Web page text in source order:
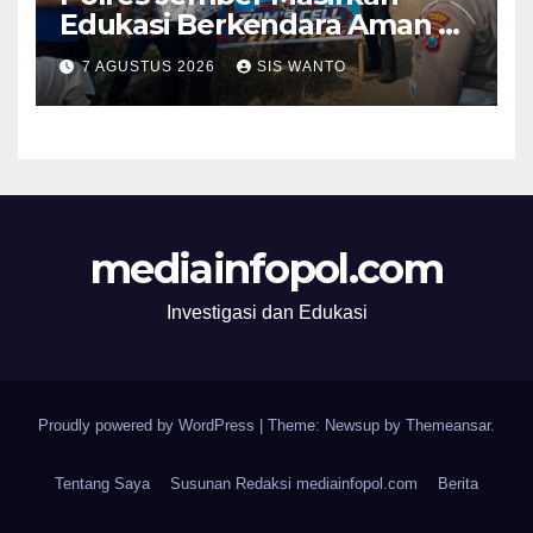
Edukasi Berkendara Aman di
Titik Rawan Kecelakaan
7 AGUSTUS 2026 SIS WANTO
mediainfopol.com
Investigasi dan Edukasi
Proudly powered by WordPress Theme: Newsup by Themeansar.
Tentang Saya Susunan Redaksi mediainfopol.com Berita